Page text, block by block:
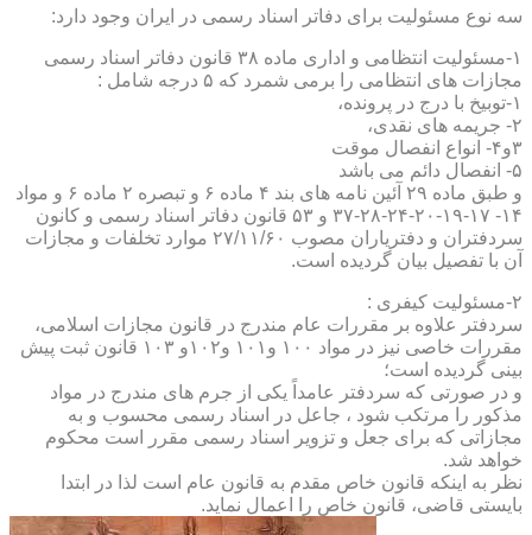
سه نوع مسئولیت برای دفاتر اسناد رسمی در ایران وجود دارد:
۱-مسئولیت انتظامی و اداری ماده ۳۸ قانون دفاتر اسناد رسمی
مجازات های انتظامی را برمی شمرد که ۵ درجه شامل :
۱-توبیخ با درج در پرونده،
۲- جریمه های نقدی،
۳و۴- انواع انفصال موقت
۵- انفصال دائم می باشد
و طبق ماده ۲۹ آئین نامه های بند ۴ ماده ۶ و تبصره ۲ ماده ۶ و مواد
۱۴- ۱۷-۱۹-۲۰-۲۴-۲۸-۳۷ و ۵۳ قانون دفاتر اسناد رسمی و کانون
سردفتران و دفتریاران مصوب ۲۷/۱۱/۶۰ موارد تخلفات و مجازات
آن با تفصیل بیان گردیده است.
۲-مسئولیت کیفری :
سردفتر علاوه بر مقررات عام مندرج در قانون مجازات اسلامی،
مقررات خاصی نیز در مواد ۱۰۰ و۱۰۱ و۱۰۲و ۱۰۳ قانون ثبت پیش
بینی گردیده است؛
و در صورتی که سردفتر عامداً یکی از جرم های مندرج در مواد
مذکور را مرتکب شود ، جاعل در اسناد رسمی محسوب و به
مجازاتی که برای جعل و تزویر اسناد رسمی مقرر است محکوم
خواهد شد.
نظر به اینکه قانون خاص مقدم به قانون عام است لذا در ابتدا
بایستی قاضی، قانون خاص را اعمال نماید.